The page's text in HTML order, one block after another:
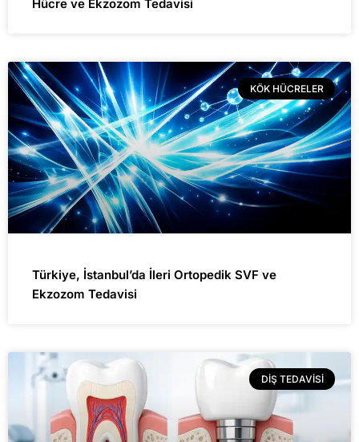
Hücre ve Ekzozom Tedavisi
KÖK HÜCRELER
Türkiye, İstanbul’da İleri Ortopedik SVF ve
Ekzozom Tedavisi
DIŞ TEDAVISI